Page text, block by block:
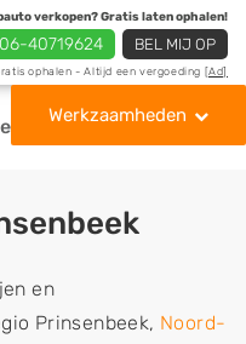
verkopen? Gratis laten ophalen!
06-40719624 BEL MIJ OP
ophalen - Altijd een vergoeding [Ad]
Werkzaamheden
en
Prinsenbeek, Noord-